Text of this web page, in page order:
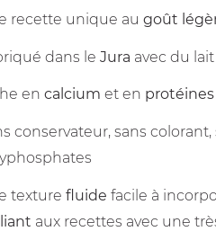
recette unique au goût
dans le Jura avec du
en calcium et en protéines
conservateur, sans
texture fluide facile à
liant aux recettes avec une